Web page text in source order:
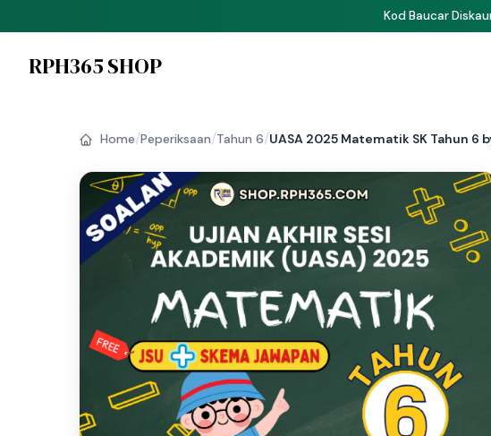
Peluang menjadi
RPH365 SHOP
Home/Peperiksaan/Tahun 6/UASA 2025 Matematik SK Tahun 6